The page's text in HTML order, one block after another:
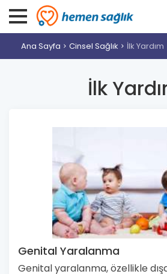
Ana Sayfa Cinsel Sağlık İlk Yardım
İlk
Genital Yaralanma
Genital yaralanma, özellikle